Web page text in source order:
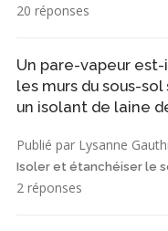
20 réponses
Un pare-vapeur
les murs du sous-
un isolant de laine
Publié par Lysanne
Isoler et étanchéiser le
2 réponses